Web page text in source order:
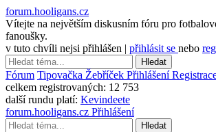
forum.hooligans.cz
Vítejte na největším diskusním fóru pro
fanoušky.
v tuto chvíli nejsi přihlášen | přihlásit se nebo
Hledat
Fórum Tipovačka Žebříček Přihlášení
celkem registrovaných: 12 753
další rundu platí: Kevindeete
forum.hooligans.cz Přihlášení
Hledat